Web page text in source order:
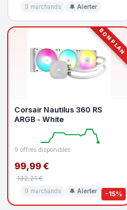
9 marchands 🔔 Alerter
BON PLAN
-15%
Corsair Nautilus 360 RS
ARGB - White
9 offres disponibles
99,99 €
132,21 €
9 marchands 🔔 Alerter